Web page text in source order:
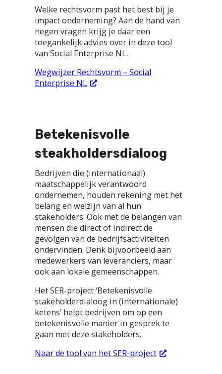
Welke rechtsvorm past het best bij je
impact onderneming? Aan de hand van
negen vragen krijg je daar een
toegankelijk advies over in deze tool
van Social Enterprise NL.
Wegwijzer Rechtsvorm – Social
Enterprise NL
Betekenisvolle
steakholdersdialoog
Bedrijven die (internationaal)
maatschappelijk verantwoord
ondernemen, houden rekening met het
belang en welzijn van al hun
stakeholders. Ook met de belangen van
mensen die direct of indirect de
gevolgen van de bedrijfsactiviteiten
ondervinden. Denk bijvoorbeeld aan
medewerkers van leveranciers, maar
ook aan lokale gemeenschappen.
Het SER-project ‘Betekenisvolle
stakeholderdialoog in (internationale)
ketens’ helpt bedrijven om op een
betekenisvolle manier in gesprek te
gaan met deze stakeholders.
Naar de tool van het SER-project